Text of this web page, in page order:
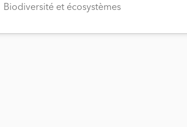
Biodiversité et écosystèmes